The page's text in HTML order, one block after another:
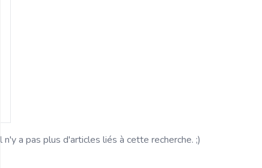
Il n'y a pas plus d'articles liés à cette recherche. ;)